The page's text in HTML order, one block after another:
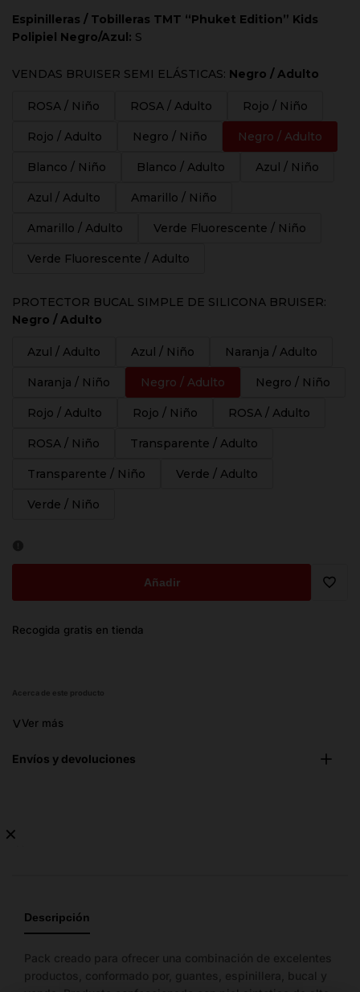
Espinilleras / Tobilleras TMT “Phuket Edition” Kids
Polipiel Negro/Azul: S
VENDAS BRUISER SEMI ELÁSTICAS: Negro / Adulto
ROSA / Niño ROSA / Adulto Rojo / Niño
Rojo / Adulto Negro / Niño Negro / Adulto
Blanco / Niño Blanco / Adulto Azul / Niño
Azul / Adulto Amarillo / Niño
Amarillo / Adulto Verde Fluorescente / Niño
Verde Fluorescente / Adulto
PROTECTOR BUCAL SIMPLE DE SILICONA BRUISER:
Negro / Adulto
Azul / Adulto Azul / Niño Naranja / Adulto
Naranja / Niño Negro / Adulto Negro / Niño
Rojo / Adulto Rojo / Niño ROSA / Adulto
ROSA / Niño Transparente / Adulto
Transparente / Niño Verde / Adulto
Verde / Niño
Añadir
Recogida gratis en tienda
Acerca de este producto
˅Ver más
Envíos y devoluciones
✕
tallas
disponible.
Descripción
Pack creado para ofrecer una combinación de excelentes
productos, conformado por, guantes, espinillera, bucal y